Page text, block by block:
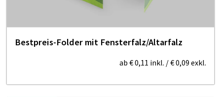
Bestpreis-Folder mit Fensterfalz/Altarfalz
ab € 0,11 inkl. /€ 0,09 exkl.